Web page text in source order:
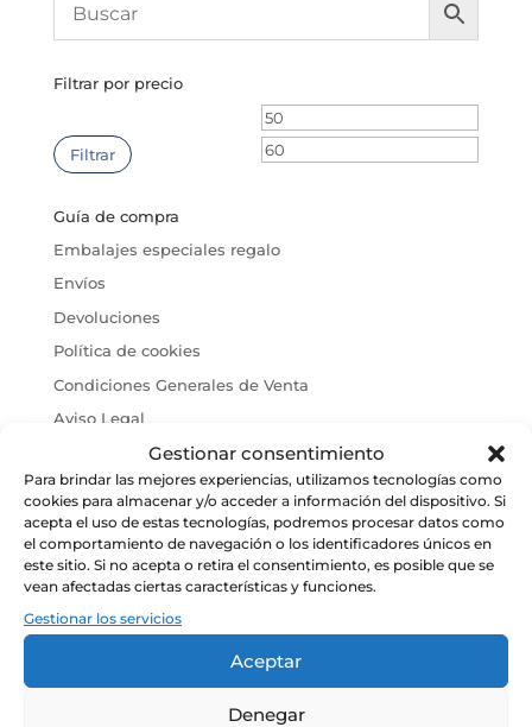
Gestionar consentimiento
Para brindar las mejores experiencias, utilizamos tecnologías como
cookies para almacenar y/o acceder a información del dispositivo. Si
acepta el uso de estas tecnologías, podremos procesar datos como
el comportamiento de navegación o los identificadores únicos en
este sitio. Si no acepta o retira el consentimiento, es posible que se
vean afectadas ciertas características y funciones.
Gestionar los servicios
Aceptar
Denegar
Filtrar por precio
Precio
mínimo
Filtrar
Guía de compra
Embalajes especiales regalo
Envíos
Devoluciones
Política de cookies
Condiciones Generales de Venta
Aviso Legal